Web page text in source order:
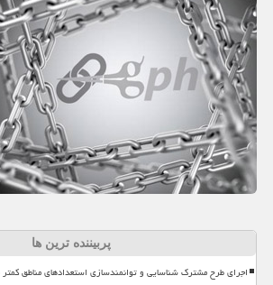
پربیننده ترین ها
اجرای طرح مشترک شناسایی و توانمندسازی استعدادهای مناطق کمتر